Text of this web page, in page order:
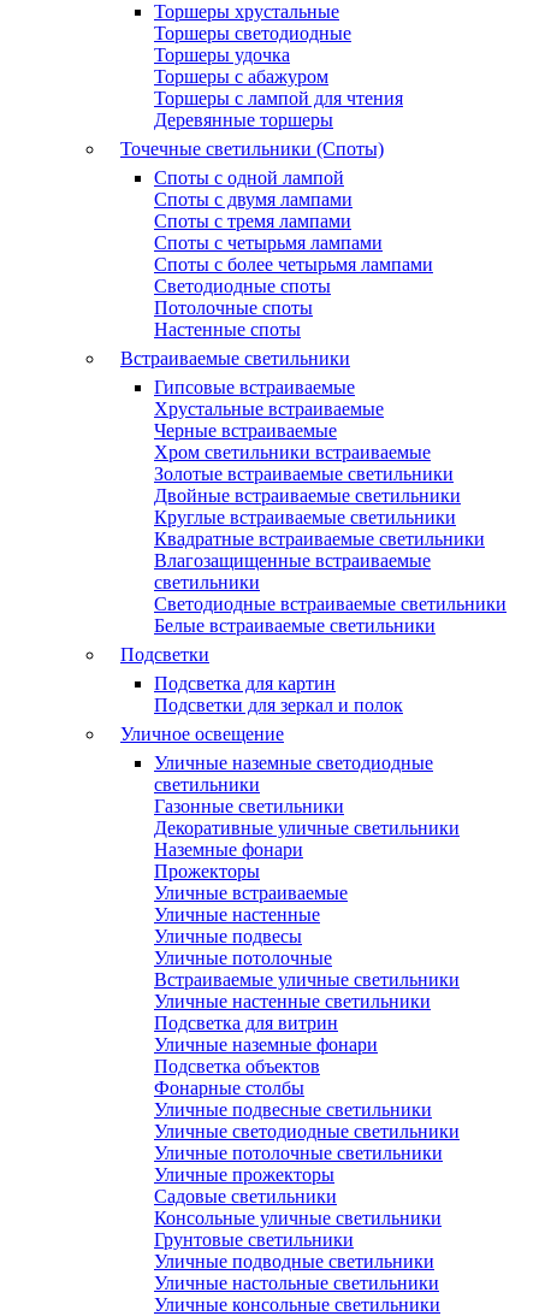
Торшеры хрустальные
Торшеры светодиодные
Торшеры удочка
Торшеры с абажуром
Торшеры с лампой для чтения
Деревянные торшеры
Точечные светильники (Споты)
Споты с одной лампой
Споты с двумя лампами
Споты с тремя лампами
Споты с четырьмя лампами
Споты с более четырьмя лампами
Светодиодные споты
Потолочные споты
Настенные споты
Встраиваемые светильники
Гипсовые встраиваемые
Хрустальные встраиваемые
Черные встраиваемые
Хром светильники встраиваемые
Золотые встраиваемые светильники
Двойные встраиваемые светильники
Круглые встраиваемые светильники
Квадратные встраиваемые светильники
Влагозащищенные встраиваемые
светильники
Светодиодные встраиваемые светильники
Белые встраиваемые светильники
Подсветки
Подсветка для картин
Подсветки для зеркал и полок
Уличное освещение
Уличные наземные светодиодные
светильники
Газонные светильники
Декоративные уличные светильники
Наземные фонари
Прожекторы
Уличные встраиваемые
Уличные настенные
Уличные подвесы
Уличные потолочные
Встраиваемые уличные светильники
Уличные настенные светильники
Подсветка для витрин
Уличные наземные фонари
Подсветка объектов
Фонарные столбы
Уличные подвесные светильники
Уличные светодиодные светильники
Уличные потолочные светильники
Уличные прожекторы
Садовые светильники
Консольные уличные светильники
Грунтовые светильники
Уличные подводные светильники
Уличные настольные светильники
Уличные консольные светильники